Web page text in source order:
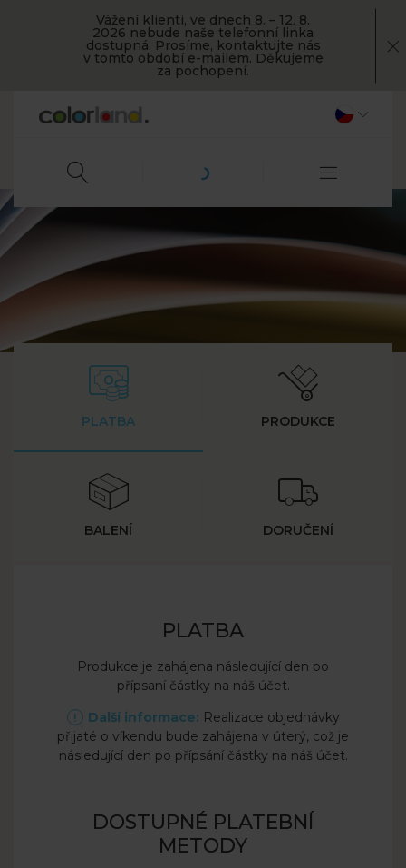
Vážení klienti, ve dnech 8. – 12. 8.
2026 nebude naše telefonní linka
dostupná. Prosíme, kontaktujte nás
v tomto období e-mailem. Děkujeme
za pochopení.
PLATBA PRODUKCE
BALENÍ DORUČENÍ
PLATBA
Produkce je zahájena následující den po
přípsaní částky na náš účet.
Další informace: Realizace objednávky
přijaté o víkendu bude zahájena v úterý, což je
následující den po přípsání částky na náš účet.
DOSTUPNÉ PLATEBNÍ
METODY